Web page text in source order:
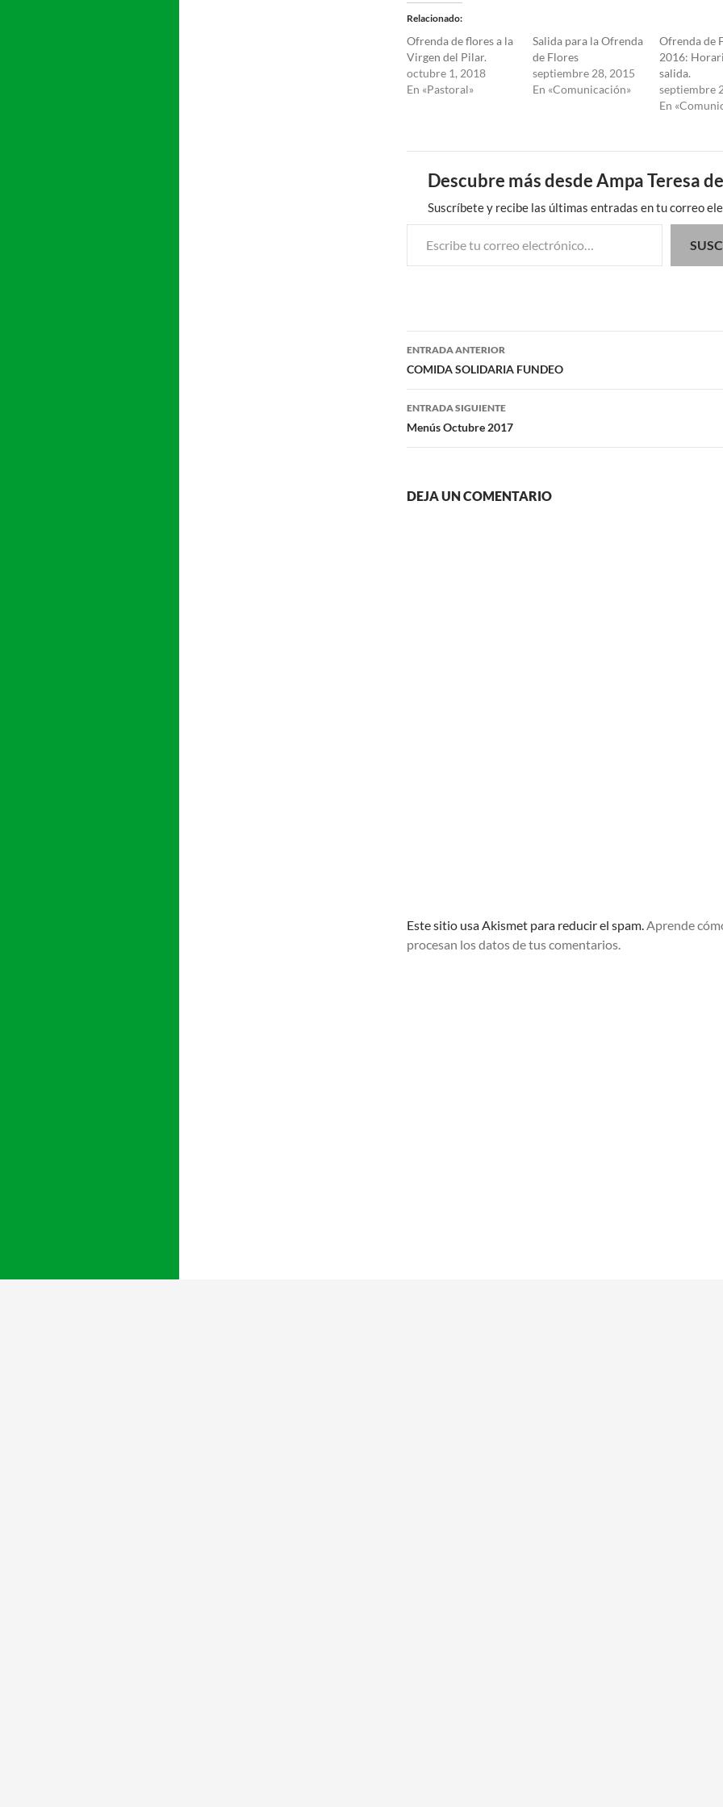
Relacionado
Ofrenda de flores a la
Virgen del Pilar.
octubre 1, 2018
En «Pastoral»
Salida para la Ofrenda
de Flores
septiembre 28, 2015
En «Comunicación»
Ofrenda de
2016:
salida.
septiembre
En
Descubre más desde Ampa Teresa
Suscríbete y recibe las últimas entradas en tu correo
Escribe tu correo electrónico…
Navegación
de
entradas
ENTRADA ANTERIOR
COMIDA SOLIDARIA FUNDEO
ENTRADA SIGUIENTE
Menús Octubre 2017
DEJA UN COMENTARIO
Este sitio usa Akismet para reducir el spam.Aprende
procesan los datos de tus comentarios.